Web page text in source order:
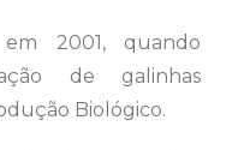
2001, quando
de galinhas
Biológico.